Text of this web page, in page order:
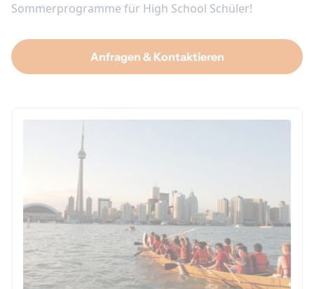
Sommerprogramme für High School Schüler!
Anfragen & Kontaktieren